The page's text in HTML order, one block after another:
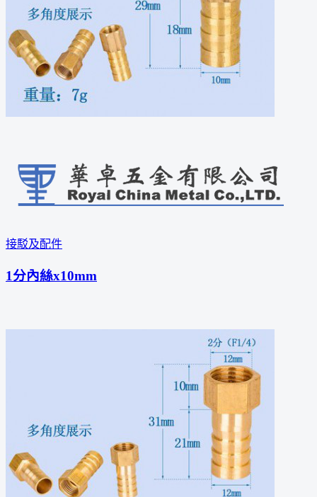
接駁及配件
1分內絲x10mm